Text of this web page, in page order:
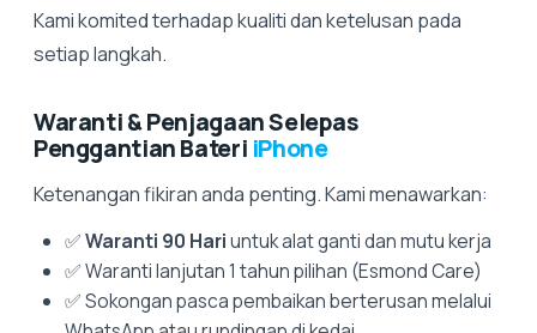
Kami komited terhadap kualiti dan ketelusan pada
setiap langkah.
Waranti & Penjagaan Selepas
Penggantian Bateri iPhone
Ketenangan fikiran anda penting. Kami menawarkan:
✅Waranti 90 Hariuntuk alat ganti dan mutu kerja
✅ Waranti lanjutan 1 tahun pilihan (Esmond Care)
✅ Sokongan pasca pembaikan berterusan melalui